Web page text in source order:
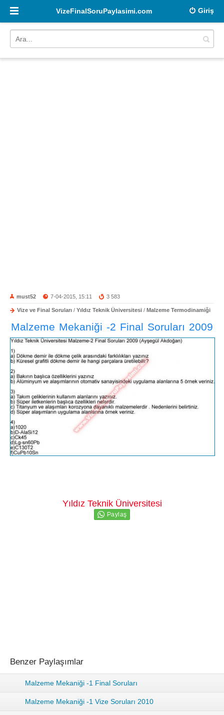
Giriş
VizeFinalSoruPaylasimi.com
must52 7-04-2015, 15:11 3 583
Vize ve Final Soruları / Yıldız Teknik Üniversitesi / Malzeme Termodinamiği
Malzeme Mekaniği -2 Final Soruları 2009
Yıldız Teknik Üniversitesi
Benzer Paylaşımlar
Malzeme Mekaniği -1 Final Soruları
Malzeme Mekaniği -1 Vize Soruları 2010